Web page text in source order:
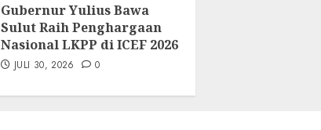
Gubernur Yulius Bawa
Sulut Raih Penghargaan
Nasional LKPP di ICEF 2026
JULI 30, 2026 0